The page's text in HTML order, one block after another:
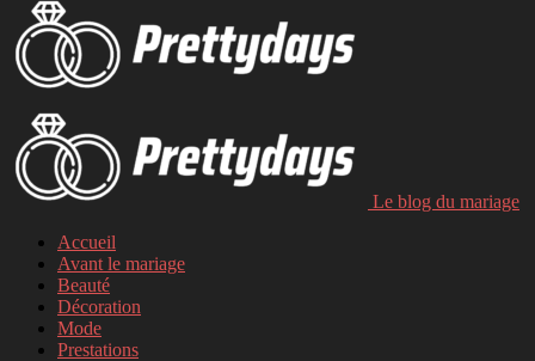
Le blog du mariage
Accueil
Avant le mariage
Beauté
Décoration
Mode
Prestations